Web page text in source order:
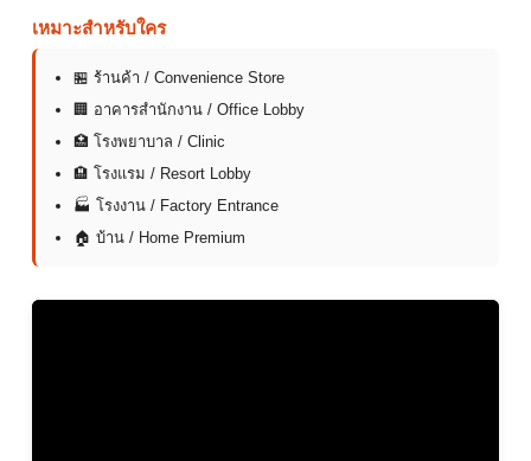
เหมาะสำหรับใคร
🏪 ร้านค้า / Convenience Store
🏢 อาคารสำนักงาน / Office Lobby
🏥 โรงพยาบาล / Clinic
🏨 โรงแรม / Resort Lobby
🏭 โรงงาน / Factory Entrance
🏠 บ้าน / Home Premium